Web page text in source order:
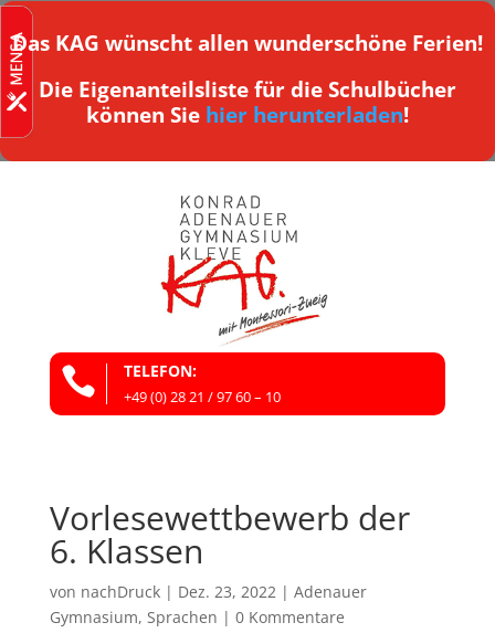
Das KAG wünscht allen wunderschöne Ferien!
Die Eigenanteilsliste für die Schulbücher
können Sie hier herunterladen!
 TELEFON:
+49 (0) 28 21 / 97 60 – 10
Vorlesewettbewerb der
6. Klassen
von nachDruck| Dez. 23, 2022 | Adenauer
Gymnasium, Sprachen | 0 Kommentare